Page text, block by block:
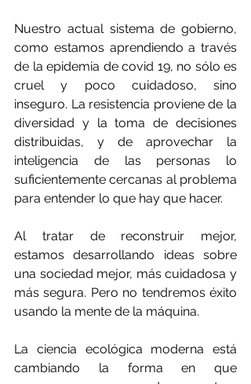
Nuestro actual sistema de gobierno,
como estamos aprendiendo a través
de la epidemia de covid 19, no sólo es
cruel y poco cuidadoso, sino
inseguro. La resistencia proviene de la
diversidad y la toma de decisiones
distribuidas, y de aprovechar la
inteligencia de las personas lo
suficientemente cercanas al problema
para entender lo que hay que hacer.
Al tratar de reconstruir mejor,
estamos desarrollando ideas sobre
una sociedad mejor, más cuidadosa y
más segura. Pero no tendremos éxito
usando la mente de la máquina.
La ciencia ecológica moderna está
cambiando la forma en que